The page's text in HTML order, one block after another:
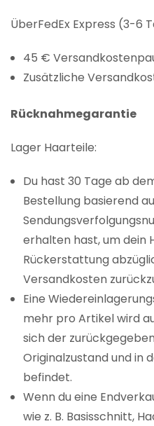
ÜberFedEx Express (3-6
45 €
Zusätzliche
Rücknahmegarantie
Lager Haarteile:
Du hast 30 Tage ab
Bestellung basierend
erhalten hast, um dein
Rückerstattung
Versandkosten
Eine
mehr pro Artikel wird
sich der
Originalzustand und in
befindet.
Wenn du eine
wie z. B. Basisschnitt,